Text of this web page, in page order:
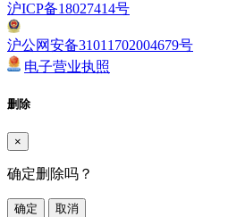
沪ICP备18027414号
沪公网安备31011702004679号
电子营业执照
删除
×
确定删除吗？
确定 取消